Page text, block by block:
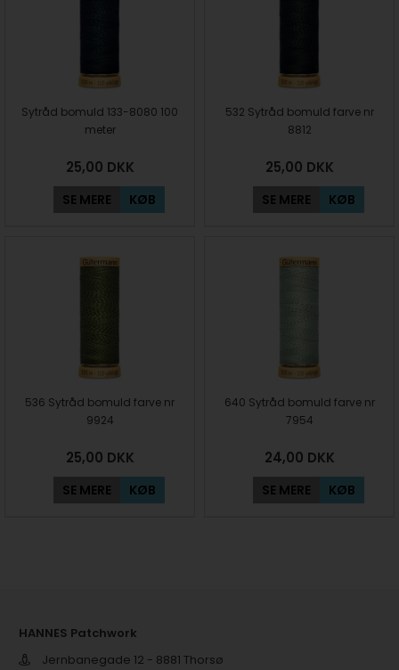
Sytråd bomuld 133-8080 100
meter
25,00 DKK
SE MERE KØB
532 Sytråd bomuld farve nr
8812
25,00 DKK
SE MERE KØB
536 Sytråd bomuld farve nr
9924
25,00 DKK
SE MERE KØB
640 Sytråd bomuld farve nr
7954
24,00 DKK
SE MERE KØB
HANNES Patchwork
Jernbanegade 12 - 8881 Thorsø